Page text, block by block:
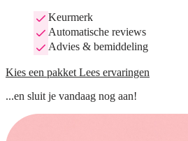
Keurmerk
Automatische reviews
Advies & bemiddeling
Kies een pakket Lees ervaringen
...en sluit je vandaag nog aan!